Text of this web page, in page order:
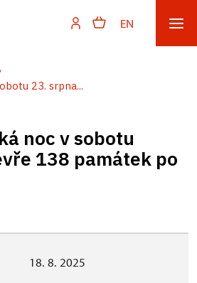
EN
23. srpna...
noc v sobotu
138 památek po
18. 8. 2025